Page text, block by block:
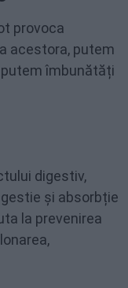
provoca
acestora, putem
îmbunătăți
digestiv,
și absorbție
la prevenirea